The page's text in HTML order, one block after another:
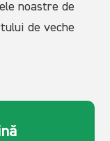
noastre de
de veche